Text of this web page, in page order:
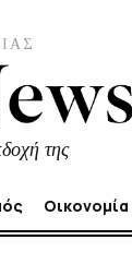
της
Οικονομία